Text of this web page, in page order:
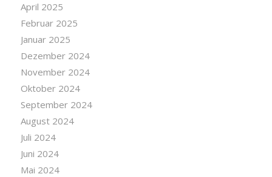
April 2025
Februar 2025
Januar 2025
Dezember 2024
November 2024
Oktober 2024
September 2024
August 2024
Juli 2024
Juni 2024
Mai 2024